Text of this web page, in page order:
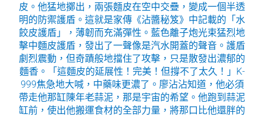
皮。他猛地擲出，兩張麵皮在空中交疊，變成一個半透
明的防禦護盾。這就是家傳《沾醬秘笈》中記載的「水
餃皮護盾」，薄韌而充滿彈性。藍色離子炮光束猛烈地
擊中麵皮護盾，發出了一聲像是汽水開蓋的聲音。護盾
劇烈震動，但奇蹟般地擋住了攻擊，只是散發出濃郁的
麵香。「這麵皮的延展性！完美！但撐不了太久！」K-
999焦急地大喊，中藥味更濃了。廖沾沾知道，他必須
帶走他那缸陳年老蒜泥，那是宇宙的希望。他跑到蒜泥
缸前，使出他搬運食材的全部力量，將那口比他還胖的